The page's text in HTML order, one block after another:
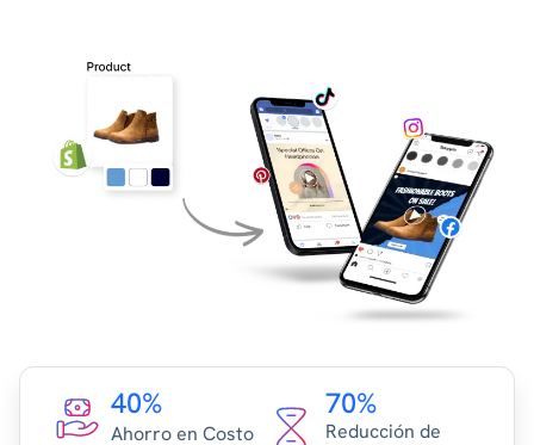
40%
Ahorro en Costo
70%
Reducción de